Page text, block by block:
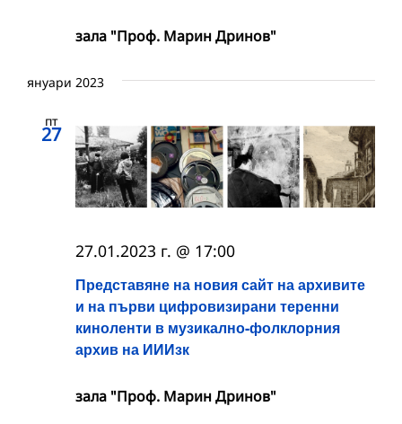
зала "Проф. Марин Дринов"
януари 2023
пт
27
Представяне на новия сайт на архивите
и на първи цифровизирани теренни
киноленти в музикално-фолклорния
архив на ИИИзк
27.01.2023 г. @ 17:00
зала "Проф. Марин Дринов"